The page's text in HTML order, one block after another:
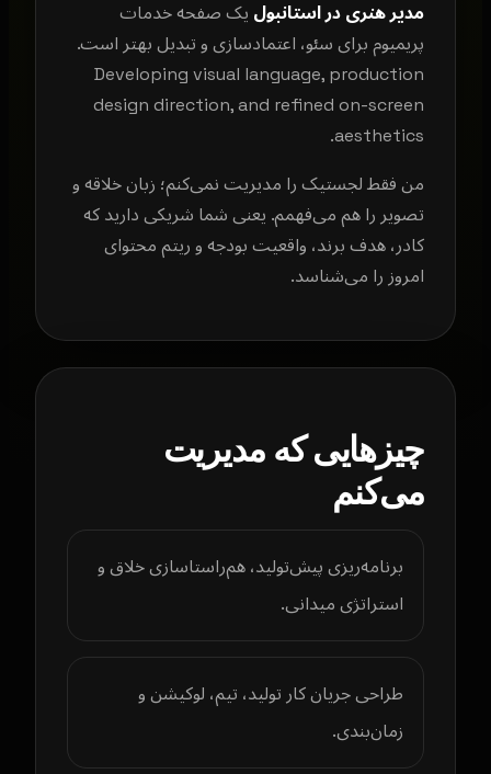
مدیر هنری در استانبول یک صفحه خدمات
پریمیوم برای سئو، اعتمادسازی و تبدیل بهتر است.
Developing visual language, production
design direction, and refined on-screen
aesthetics.
من فقط لجستیک را مدیریت نمی‌کنم؛ زبان خلاقه و
تصویر را هم می‌فهمم. یعنی شما شریکی دارید که
کادر، هدف برند، واقعیت بودجه و ریتم محتوای
امروز را می‌شناسد.
چیزهایی که مدیریت
می‌کنم
برنامه‌ریزی پیش‌تولید، هم‌راستاسازی خلاق و
استراتژی میدانی.
طراحی جریان کار تولید، تیم، لوکیشن و
زمان‌بندی.